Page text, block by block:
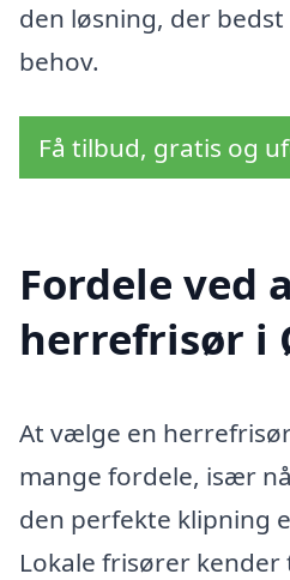
den løsning, der
behov.
Få tilbud, gratis og
Fordele ved
herrefrisør i
At vælge en
mange fordele, især
den perfekte klipning
Lokale frisører kender